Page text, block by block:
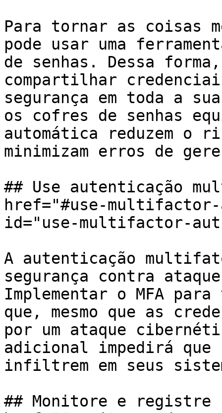
Para tornar as coisas
pode usar uma
de senhas. Dessa
compartilhar
segurança em toda a
os cofres de senhas
automática reduzem o
minimizam erros de
## Use autenticação
href="#use-
id="use-multifactor-
A autenticação
segurança contra
Implementar o MFA
que, mesmo que as
por um ataque
adicional impedirá
infiltrem em seus
## Monitore e registre